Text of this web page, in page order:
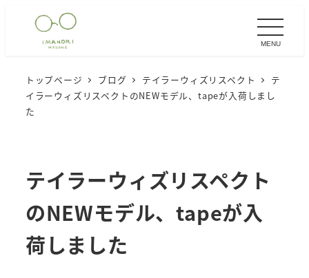
MENU
トップページ ブログ テイラーウィズリスペクト
テ
イラーウィズリスペクトのNEWモデル、tapeが入荷しまし
た
テイラーウィズリスペクト
のNEWモデル、tapeが入
荷しました